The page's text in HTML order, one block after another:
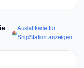
Ausfallkarte für
ShipStation anzeigen